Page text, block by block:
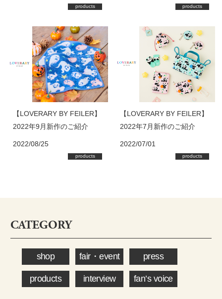
products products
【LOVERARY BY FEILER】
2022年9月新作のご紹介
2022/08/25
products
【LOVERARY BY FEILER】
2022年7月新作のご紹介
2022/07/01
products
CATEGORY
shop fair・event press
products interview fan’s voice